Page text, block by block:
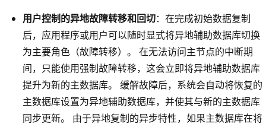
用户控制的异地故障转移和回切：在完成初始数据复制
后，应用程序或用户可以随时显式将异地辅助数据库切换
为主要角色（故障转移）。 在无法访问主节点的中断期
间，只能使用强制故障转移，这会立即将异地辅助数据库
提升为新的主数据库。 缓解故障后，系统会自动将恢复的
主数据库设置为异地辅助数据库，并使其与新的主数据库
同步更新。 由于异地复制的异步特性，如果主数据库在将